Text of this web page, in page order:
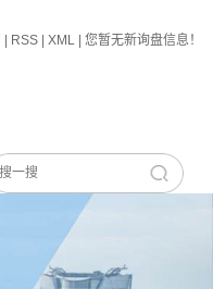
RSS XML 您暂无新询盘信息！